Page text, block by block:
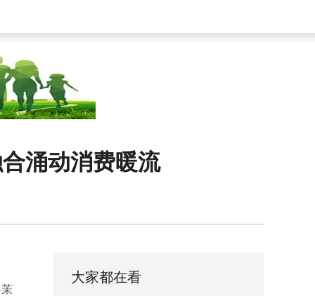
涌动消费暖流
大家都在看